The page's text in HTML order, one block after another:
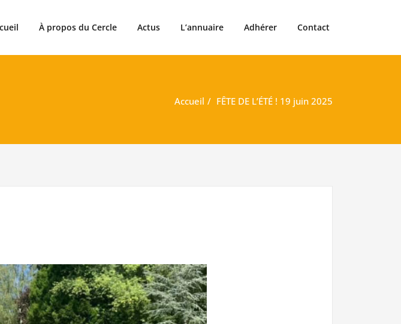
À propos du Cercle Actus L’annuaire Adhérer Contact
Accueil FÊTE DE L’ÉTÉ ! 19 juin 2025